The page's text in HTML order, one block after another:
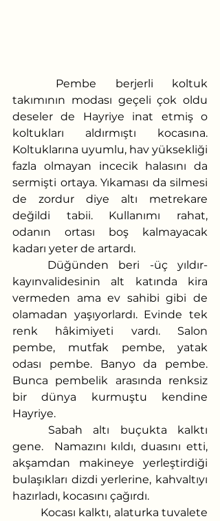
takımının modası geçeli çok oldu
deseler de Hayriye inat etmiş o
koltukları aldırmıştı kocasına.
Koltuklarına uyumlu, hav yüksekliği
fazla olmayan incecik halasını da
sermişti ortaya. Yıkaması da silmesi
de zordur diye altı metrekare
değildi tabii. Kullanımı rahat,
odanın ortası boş kalmayacak
kadarı yeter de artardı.
kayınvalidesinin alt katında kira
vermeden ama ev sahibi gibi de
olamadan yaşıyorlardı. Evinde tek
renk hâkimiyeti vardı. Salon
pembe, mutfak pembe, yatak
odası pembe. Banyo da pembe.
Bunca pembelik arasında renksiz
bir dünya kurmuştu kendine
Hayriye.
gene.  Namazını kıldı, duasını etti,
akşamdan makineye yerleştirdiği
bulaşıkları dizdi yerlerine, kahvaltıyı
hazırladı, kocasını çağırdı.